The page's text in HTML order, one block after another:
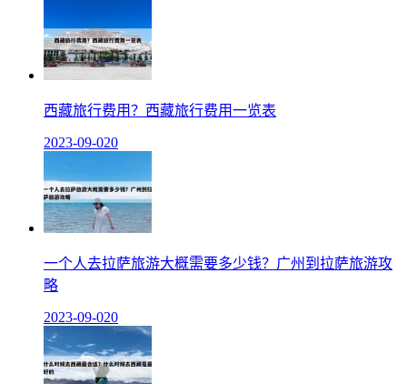
西藏旅行费用？西藏旅行费用一览表
2023-09-020
一个人去拉萨旅游大概需要多少钱？广州到拉萨旅游攻
略
2023-09-020